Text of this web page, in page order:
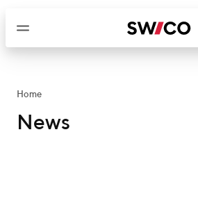
Home
News